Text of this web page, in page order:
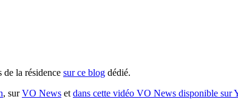
de la résidence sur ce blog dédié.
, surVO News etdans cette vidéo VO News disponible sur